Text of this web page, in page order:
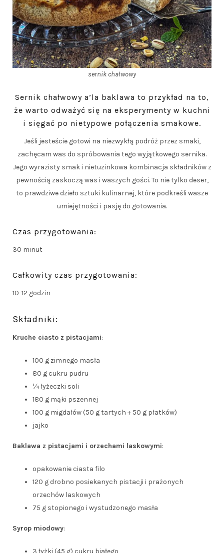
sernik chałwowy
Sernik chałwowy a’la baklawa to przykład na to,
że warto odważyć się na eksperymenty w kuchni
i sięgać po nietypowe połączenia smakowe.
Jeśli jesteście gotowi na niezwykłą podróż przez smaki,
zachęcam was do spróbowania tego wyjątkowego sernika.
Jego wyrazisty smak i nietuzinkowa kombinacja składników z
pewnością zaskoczą was i waszych gości. To nie tylko deser,
to prawdziwe dzieło sztuki kulinarnej, które podkreśli wasze
umiejętności i pasję do gotowania.
Czas przygotowania:
30 minut
Całkowity czas przygotowania:
10-12 godzin
Składniki:
Kruche ciasto z pistacjami:
100 g zimnego masła
80 g cukru pudru
¼ łyżeczki soli
180 g mąki pszennej
100 g migdałów (50 g tartych + 50 g płatków)
jajko
Baklawa z pistacjami i orzechami laskowymi:
opakowanie ciasta filo
120 g drobno posiekanych pistacji i prażonych
orzechów laskowych
75 g stopionego i wystudzonego masła
Syrop miodowy:
3 łyżki (45 g) cukru białego